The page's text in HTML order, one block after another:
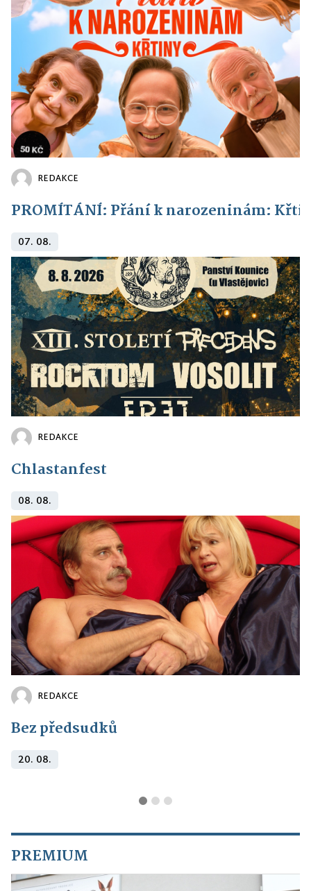
REDAKCE
PROMÍTÁNÍ: Přání k narozeninám:
07. 08.
REDAKCE
Chlastanfest
08. 08.
REDAKCE
Bez předsudků
20. 08.
PREMIUM